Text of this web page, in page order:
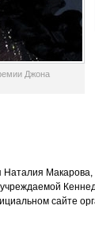
Джона
Макарова,
сайте